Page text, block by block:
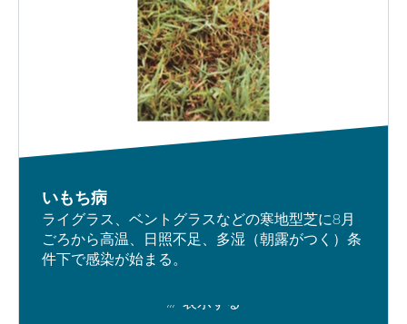
いもち病
ライグラス、ベントグラスなどの寒地型芝に8月
ごろから高温、日照不足、多湿（朝露がつく）条
件下で感染が始まる。
表示する